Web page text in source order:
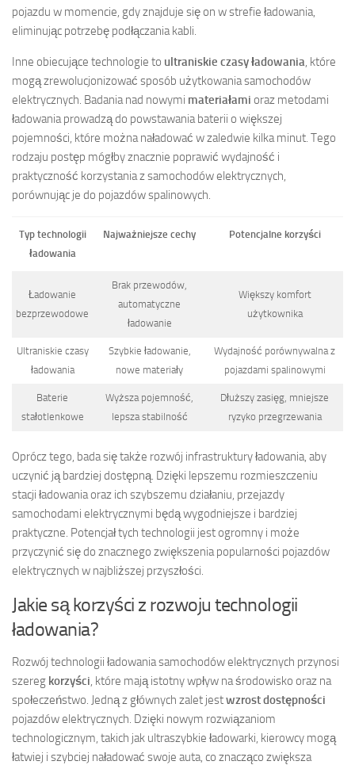
pojazdu w momencie, gdy znajduje się on w strefie ładowania,
eliminując potrzebę podłączania kabli.
Inne obiecujące technologie to ultraniskie czasy ładowania, które
mogą zrewolucjonizować sposób użytkowania samochodów
elektrycznych. Badania nad nowymi materiałami oraz metodami
ładowania prowadzą do powstawania baterii o większej
pojemności, które można naładować w zaledwie kilka minut. Tego
rodzaju postęp mógłby znacznie poprawić wydajność i
praktyczność korzystania z samochodów elektrycznych,
porównując je do pojazdów spalinowych.
Typ technologii
ładowania
Najważniejsze cechy Potencjalne korzyści
Ładowanie
bezprzewodowe
Brak przewodów,
automatyczne
ładowanie
Większy komfort
użytkownika
Ultraniskie czasy
ładowania
Szybkie ładowanie,
nowe materiały
Wydajność porównywalna z
pojazdami spalinowymi
Baterie
stałotlenkowe
Wyższa pojemność,
lepsza stabilność
Dłuższy zasięg, mniejsze
ryzyko przegrzewania
Oprócz tego, bada się także rozwój infrastruktury ładowania, aby
uczynić ją bardziej dostępną. Dzięki lepszemu rozmieszczeniu
stacji ładowania oraz ich szybszemu działaniu, przejazdy
samochodami elektrycznymi będą wygodniejsze i bardziej
praktyczne. Potencjał tych technologii jest ogromny i może
przyczynić się do znacznego zwiększenia popularności pojazdów
elektrycznych w najbliższej przyszłości.
Jakie są korzyści z rozwoju technologii
ładowania?
Rozwój technologii ładowania samochodów elektrycznych przynosi
szereg korzyści, które mają istotny wpływ na środowisko oraz na
społeczeństwo. Jedną z głównych zalet jestwzrost dostępności
pojazdów elektrycznych. Dzięki nowym rozwiązaniom
technologicznym, takich jak ultraszybkie ładowarki, kierowcy mogą
łatwiej i szybciej naładować swoje auta, co znacząco zwiększa